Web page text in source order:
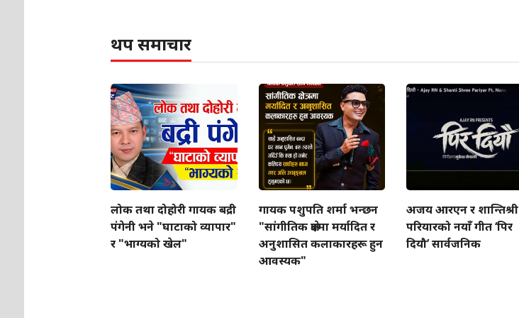
थप समाचार
लोक तथा दोहोरी गायक बद्री
पंगेनी भने "घाटाको व्यापार"
र "भाग्यको खेल"
गायक पशुपति शर्मा भन्छन
"सांगीतिक क्षेत्रमा मर्यादित र
अनुशासित कलाकारहरू हुन
आवस्यक"
अजय आरएन र शान्तिश्री
परियारको नयाँ गीत ‘पिर
दियौ’ सार्वजनिक